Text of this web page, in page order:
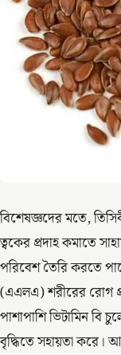
বিশেষজ্ঞদের মতে,
ত্বকের প্রদাহ কমাতে
পরিবেশ তৈরি করতে
(এএলএ) শরীরের রোগ
পাশাপাশি ভিটামিন বি
বৃদ্ধিতে সহায়তা করে।